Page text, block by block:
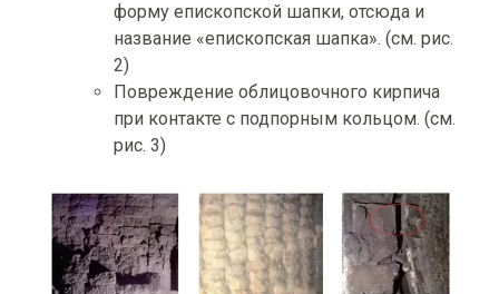
форму епископской шапки, отсюда и
название «епископская шапка». (см. рис.
2)
Повреждение облицовочного кирпича
при контакте с подпорным кольцом. (см.
рис. 3)